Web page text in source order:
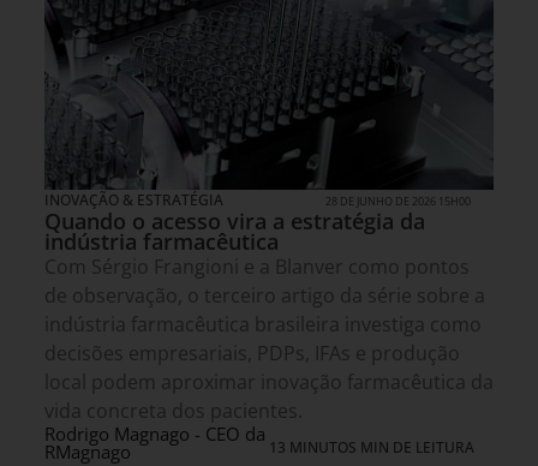
INOVAÇÃO & ESTRATÉGIA 28 DE JUNHO DE 2026 15H00
Quando o acesso vira a estratégia da
indústria farmacêutica
Com Sérgio Frangioni e a Blanver como pontos
de observação, o terceiro artigo da série sobre a
indústria farmacêutica brasileira investiga como
decisões empresariais, PDPs, IFAs e produção
local podem aproximar inovação farmacêutica da
vida concreta dos pacientes.
Rodrigo Magnago - CEO da
RMagnago 13 MINUTOS MIN DE LEITURA